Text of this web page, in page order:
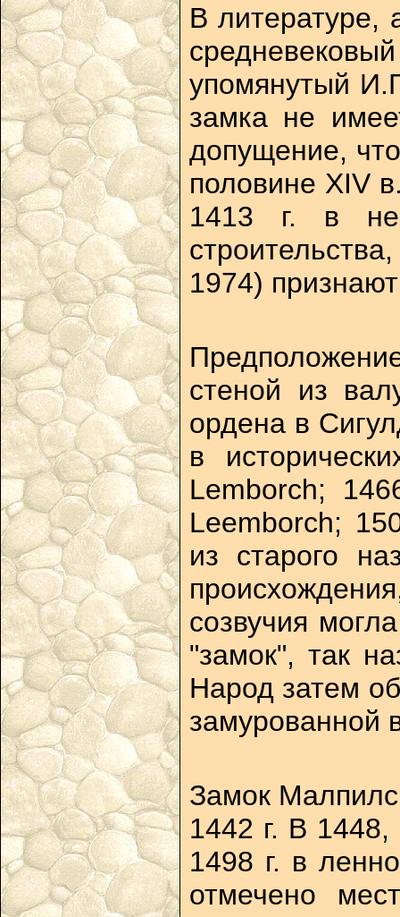
В литературе,
упомянутый
замка не
допущение,
половине XIV
1413 г. в
1974)
стеной из
ордена в
в
Lemborch;
Leemborch;
из старого
созвучия
"замок", так
Народ затем
замурованной
Замок
1442 г. В
1498 г. в
отмечено